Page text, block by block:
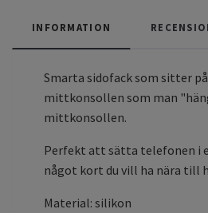
INFORMATION
Smarta sidofack som sitter
mittkonsollen som man
mittkonsollen.
Perfekt att sätta telefonen i
något kort du vill ha nära till
Material: silikon